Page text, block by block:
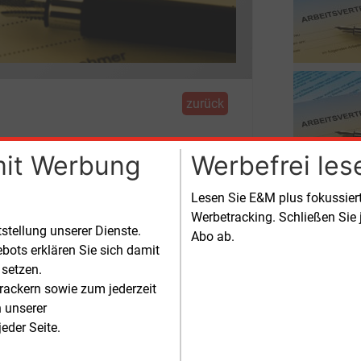
Werbung
unserer Dienste.
erklären Sie sich damit
sowie zum jederzeit
unserer
Seite.
Werbefrei
Lesen Sie E&M plus
Werbetracking. Schließen
Abo ab.
zurück
Energie AG zum